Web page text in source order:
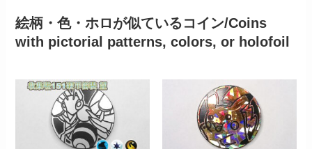
絵柄・色・ホロが似ているコイン/Coins
with pictorial patterns, colors, or holofoil